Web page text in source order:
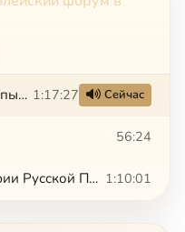
«Пребывание в Слове»: опыт медленного чтения Евангелия от Иоанна. Как читать Библию в христианской общине 1:17:27 Сейчас
56:24
Библия в контексте истории Русской Православной Церкви 1:10:01